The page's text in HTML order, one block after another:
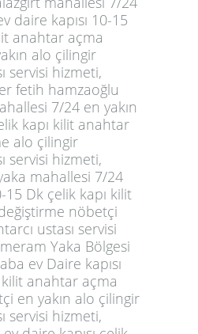
daire kapısı 10-15
anahtar açma
alo çilingir
servisi hizmeti,
fetih hamzaoğlu
7/24 en yakın
kapı kilit anahtar
alo çilingir
servisi hizmeti,
mahallesi 7/24
15 Dk çelik kapı kilit
nöbetçi
ustası servisi
Yaka Bölgesi
ev Daire kapısı
kilit anahtar açma
en yakın alo çilingir
servisi hizmeti,